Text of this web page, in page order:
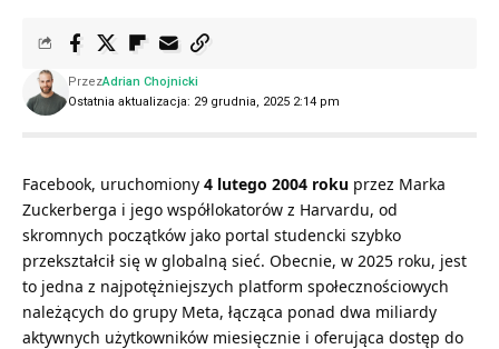
Ostatnia aktualizacja: 29 grudnia, 2025 2:14 pm
PrzezAdrian Chojnicki
Facebook, uruchomiony 4 lutego 2004 roku przez Marka
Zuckerberga i jego współlokatorów z Harvardu, od
skromnych początków jako portal studencki szybko
przekształcił się w globalną sieć. Obecnie, w 2025 roku, jest
to jedna z najpotężniejszych platform społecznościowych
należących do grupy Meta, łącząca ponad dwa miliardy
aktywnych użytkowników miesięcznie i oferująca dostęp do